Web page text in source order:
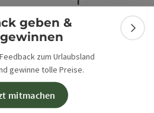
geben &
zum Urlaubsland
gewinne tolle Preise.
mitmachen